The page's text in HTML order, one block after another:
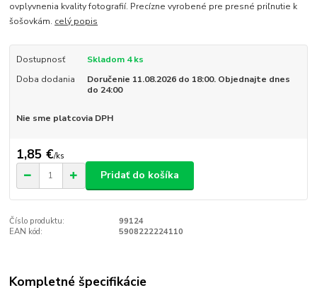
ovplyvnenia kvality fotografií. Precízne vyrobené pre presné priľnutie k
šošovkám. celý popis
Dostupnosť
Skladom 4 ks
Doba dodania
Doručenie 11.08.2026 do 18:00. Objednajte dnes
do 24:00
Nie sme platcovia DPH
1,85 €/ks
Pridať do košíka
Číslo produktu:
99124
EAN kód:
5908222224110
Kompletné špecifikácie